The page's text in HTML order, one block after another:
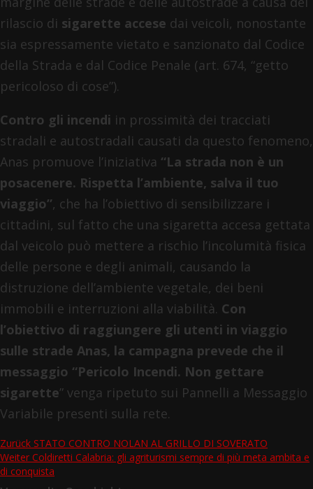
rilascio di sigarette accese dai veicoli, nonostante
sia espressamente vietato e sanzionato dal Codice
della Strada e dal Codice Penale (art. 674, “getto
pericoloso di cose”).
Contro gli incendi in prossimità dei tracciati
stradali e autostradali causati da questo fenomeno,
Anas promuove l’iniziativa “La strada non è un
posacenere. Rispetta l’ambiente, salva il tuo
viaggio”, che ha l’obiettivo di sensibilizzare i
cittadini, sul fatto che una sigaretta accesa gettata
dal veicolo può mettere a rischio l’incolumità fisica
delle persone e degli animali, causando la
distruzione dell’ambiente vegetale, dei beni
immobili e interruzioni alla viabilità. Con
l’obiettivo di raggiungere gli utenti in viaggio
sulle strade Anas, la campagna prevede che il
messaggio “Pericolo Incendi. Non gettare
sigarette” venga ripetuto sui Pannelli a Messaggio
Variabile presenti sulla rete.
Beitragsnavigation
Zurück STATO CONTRO NOLAN AL GRILLO DI SOVERATO
Weiter Coldiretti Calabria: gli agriturismi sempre di più meta ambita e
di conquista